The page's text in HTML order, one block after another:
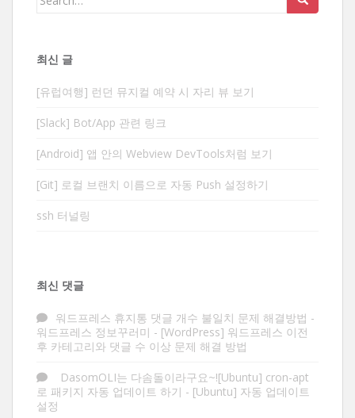
최신 글
[유럽여행] 런던 뮤지컬 예약 시 자리 뷰 보기
[Slack] Bot/App 관련 링크
[Android] 앱 안의 Webview DevTools처럼 보기
[Git] 로컬 브랜치 이름으로 자동 Push 설정하기
ssh 터널링
최신 댓글
워드프레스 휴지통 댓글 개수 불일치 문제 해결방법 -
워드프레스 정보꾸러미 - [WordPress] 워드프레스 이전
후 카테고리와 댓글 수 이상 문제 해결 방법
DasomOLI는 다솜돌이라구요~![Ubuntu] cron-apt
로 패키지 자동 업데이트 하기 - [Ubuntu] 자동 업데이트
설정